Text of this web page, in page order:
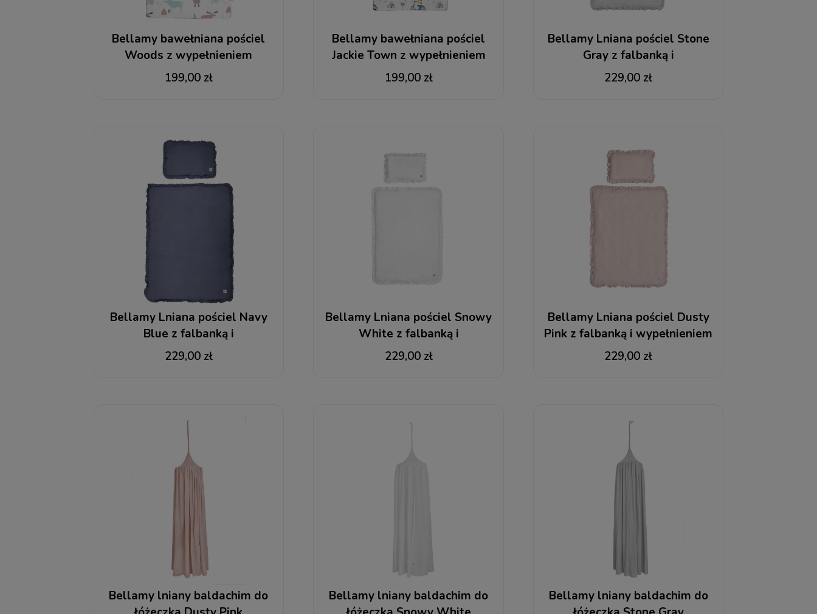
Bellamy bawełniana pościel
Woods z wypełnieniem
199,00 zł
Bellamy bawełniana pościel
Jackie Town z wypełnieniem
199,00 zł
Bellamy Lniana pościel Stone
Gray z falbanką i
wypełnieniem
229,00 zł
Bellamy Lniana pościel Navy
Blue z falbanką i
wypełnieniem S
229,00 zł
Bellamy Lniana pościel Snowy
White z falbanką i
wypełnieniem
229,00 zł
Bellamy Lniana pościel Dusty
Pink z falbanką i wypełnieniem
229,00 zł
Bellamy lniany baldachim do
Bellamy lniany baldachim do
Bellamy lniany baldachim do